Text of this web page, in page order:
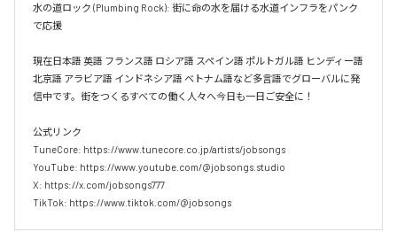
水の道ロック (Plumbing Rock): 街に命の水を届ける水道インフラをパンク
で応援
現在日本語 英語 フランス語 ロシア語 スペイン語 ポルトガル語 ヒンディー語
北京語 アラビア語 インドネシア語 ベトナム語など多言語でグローバルに発
信中です。街をつくるすべての働く人々へ今日も一日ご安全に！
公式リンク
TuneCore: https://www.tunecore.co.jp/artists/jobsongs
YouTube: https://www.youtube.com/@jobsongs.studio
X: https://x.com/jobsongs777
TikTok: https://www.tiktok.com/@jobsongs